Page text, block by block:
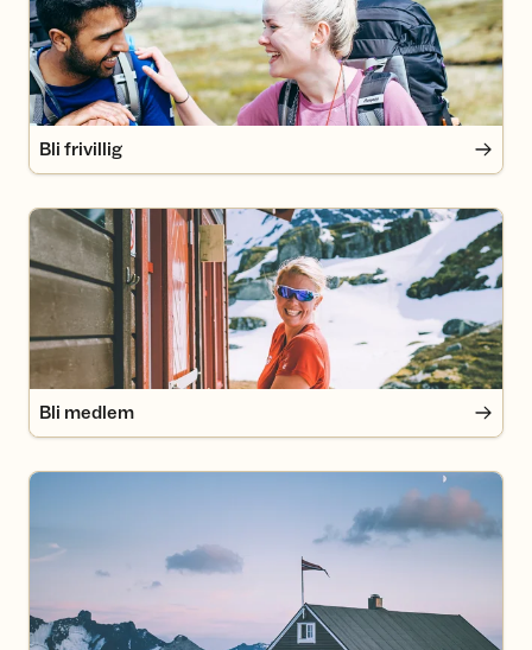
Bli frivillig
Bli medlem
Bli medlem
Om DNT-hyttene